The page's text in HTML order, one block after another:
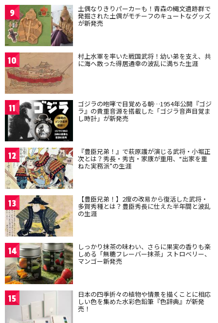
9 土偶なりきりパーカーも！青森の縄文遺跡群で
発掘された土偶がモチーフのキュートなグッズ
が新発売
10 村上水軍を率いた戦国武将！幼い弟を支え、共
に海へ散った得居通幸の波乱に満ちた生涯
11 ゴジラの咆哮で目覚める朝…1954年公開『ゴジ
ラ』の貴重音源を搭載した「ゴジラ音声目覚ま
し時計」が新発売
12 『豊臣兄弟！』で萩原護が演じる武将・小堀正
次とは？秀長・秀吉・家康が重用、“出家を重
ねた実務派”の生涯
13 【豊臣兄弟！】2度の改易から復活した武将・
多賀秀種とは？豊臣秀長に仕えた半年間と波乱
の生涯
14 しっかり抹茶の味わい、さらに果実の香りも楽
しめる「無糖フレーバー抹茶」ストロベリー、
マンゴー新発売
15 日本の四季折々の植物や情景を描くことに相応
しい色を集めた水彩色鉛筆『色辞典』が新発
売！